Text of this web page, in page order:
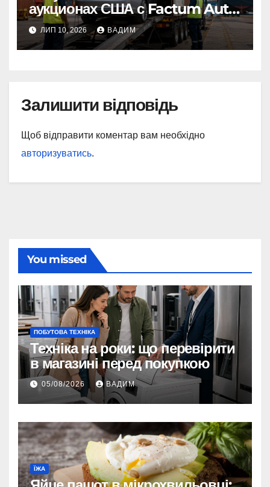
аукционах США с Factum Auto
– от выбора до готовой
машины
ЛИП 10, 2026 ВАДИМ
Залишити відповідь
Щоб відправити коментар вам необхідно
авторизуватись.
You missed
ПОБУТОВА ТЕХНІКА
Техніка на роки: що перевірити
в магазині перед покупкою
05/08/2026 ВАДИМ
ЇЖА